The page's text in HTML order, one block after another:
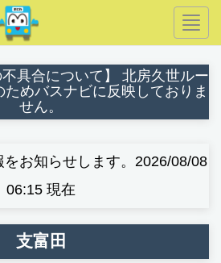
具合について】 北房久世ルー
ためバスナビに反映しておりま
せん。
お知らせします。2026/08/08
06:15 現在
支富田